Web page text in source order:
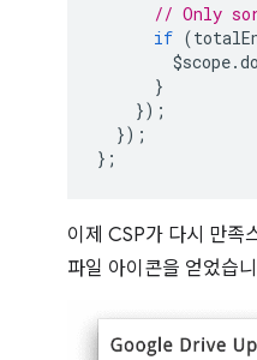
// Only
if (
$scope.
}
});
});
};
이제 CSP가 다시 만족
파일 아이콘을 얻었습